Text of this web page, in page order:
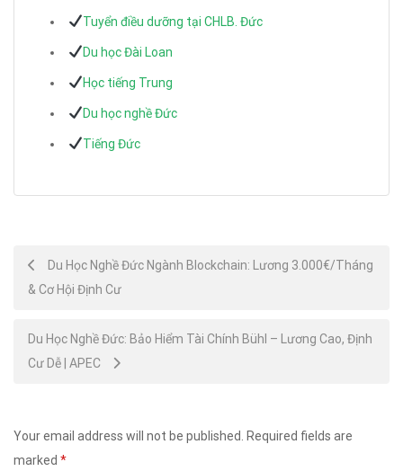
Tuyển điều dưỡng tại CHLB. Đức
Du học Đài Loan
Học tiếng Trung
Du học nghề Đức
Tiếng Đức
Post
navigation
Du Học Nghề Đức Ngành Blockchain: Lương 3.000€/Tháng
& Cơ Hội Định Cư
Du Học Nghề Đức: Bảo Hiểm Tài Chính Bühl – Lương Cao, Định
Cư Dễ | APEC
Your email address will not be published.
Required fields are
marked *